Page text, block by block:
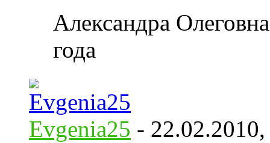
Александра
года
Evgenia25 -